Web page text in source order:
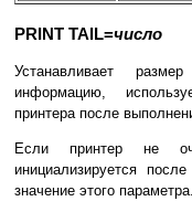
PRINT TAIL=число
Устанавливает
информацию,
принтера после
Если принтер не
инициализируется
значение этого параметра.